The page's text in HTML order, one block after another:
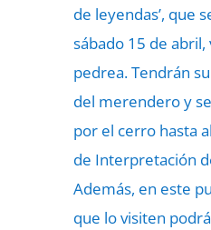
de leyendas’, que
sábado 15 de abril,
pedrea. Tendrán
del merendero y
por el cerro hasta
de Interpretación
Además, en este
que lo visiten